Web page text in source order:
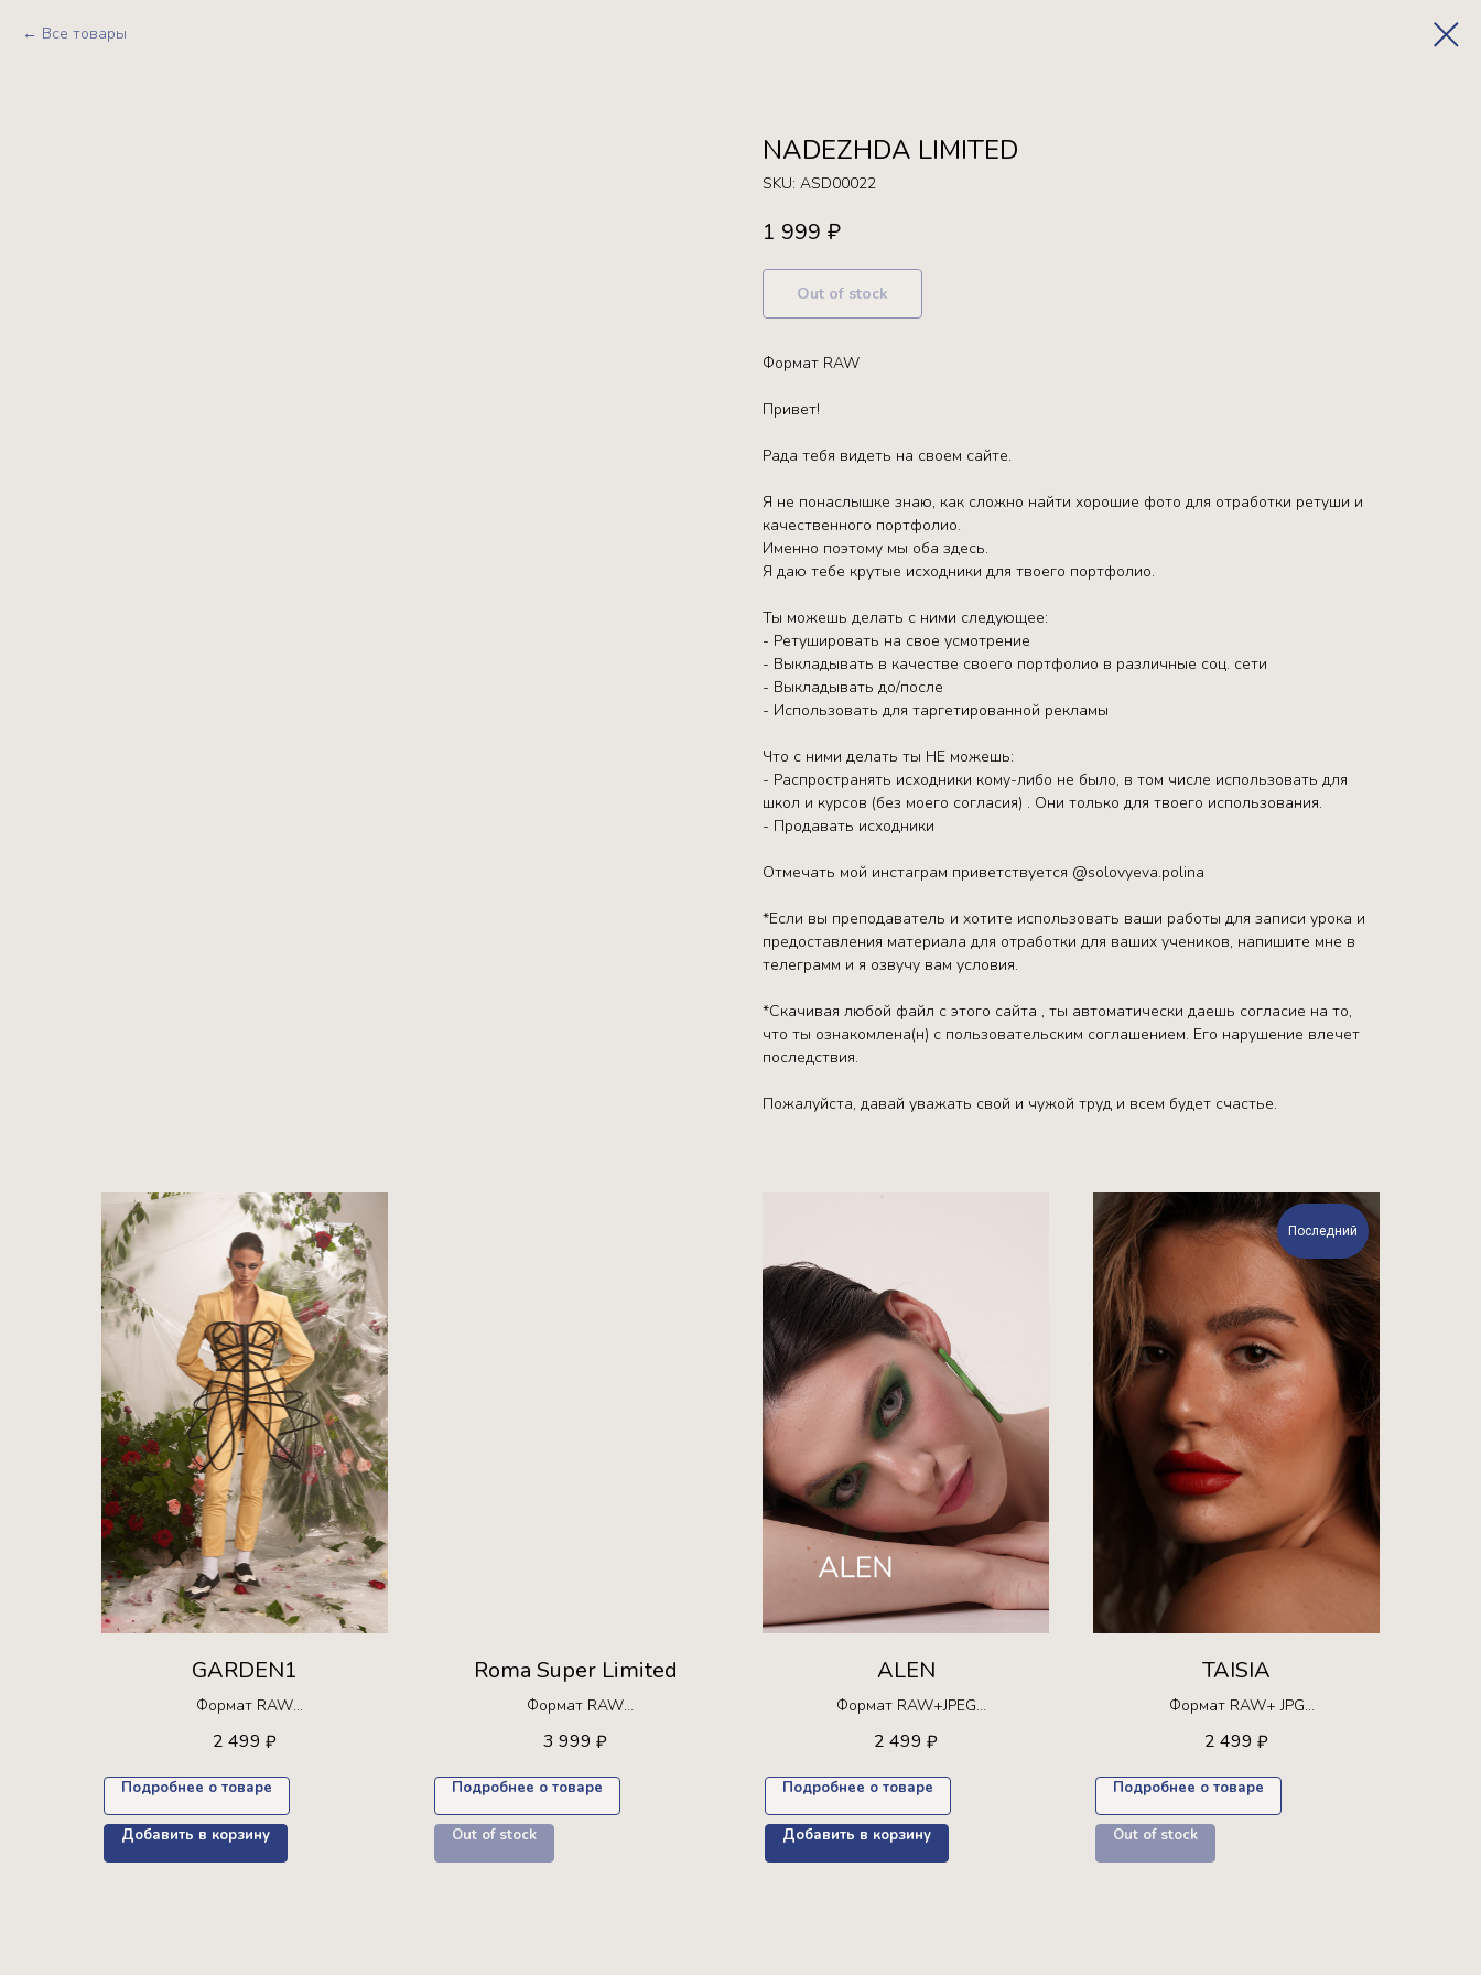
Все товары
NADEZHDA LIMITED
SKU: ASD00022
1 999 ₽
Out of stock
Формат RAW
Привет!
Рада тебя видеть на своем сайте.
Я не понаслышке знаю, как сложно найти хорошие фото для отработки ретуши и
качественного портфолио.
Именно поэтому мы оба здесь.
Я даю тебе крутые исходники для твоего портфолио.
Ты можешь делать с ними следующее:
- Ретушировать на свое усмотрение
- Выкладывать в качестве своего портфолио в различные соц. сети
- Выкладывать до/после
- Использовать для таргетированной рекламы
Что с ними делать ты НЕ можешь:
- Распространять исходники кому-либо не было, в том числе использовать для
школ и курсов (без моего согласия) . Они только для твоего использования.
- Продавать исходники
Отмечать мой инстаграм приветствуется @solovyeva.polina
*Если вы преподаватель и хотите использовать ваши работы для записи урока и
предоставления материала для отработки для ваших учеников, напишите мне в
телеграмм и я озвучу вам условия.
*Скачивая любой файл с этого сайта , ты автоматически даешь согласие на то,
что ты ознакомлена(н) с пользовательским соглашением. Его нарушение влечет
последствия.
Пожалуйста, давай уважать свой и чужой труд и всем будет счастье.
GARDEN1
Формат RAW
Доступна для покупки только 15 раз +
пресет в подарок
2 499 ₽
Подробнее о товаре
Добавить в корзину
Roma Super Limited
Формат RAW
Доступна для покупки только 10 раз +
пресет в подарок
3 999 ₽
Подробнее о товаре
Out of stock
ALEN
Формат RAW+JPEG
Доступна для покупки только 30 раз
2 499 ₽
Подробнее о товаре
Добавить в корзину
Последний
TAISIA
Формат RAW+ JPG
Доступна для покупки только 30 раз
2 499 ₽
Подробнее о товаре
Out of stock